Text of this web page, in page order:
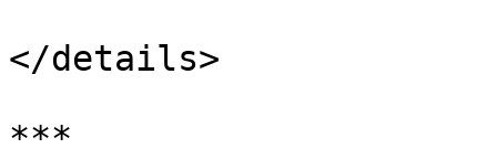
</details>
***